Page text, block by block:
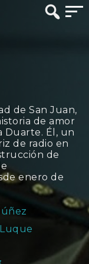
de San Juan,
de amor
Duarte. Él, un
de radio en
de
enero de